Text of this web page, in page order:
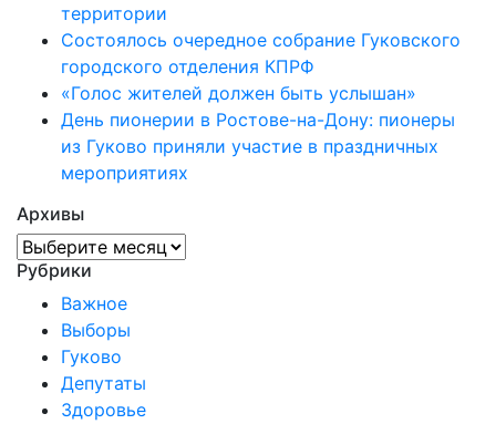
территории
Состоялось очередное собрание Гуковского
городского отделения КПРФ
«Голос жителей должен быть услышан»
День пионерии в Ростове-на-Дону: пионеры
из Гуково приняли участие в праздничных
мероприятиях
Архивы
Архивы
Рубрики
Важное
Выборы
Гуково
Депутаты
Здоровье